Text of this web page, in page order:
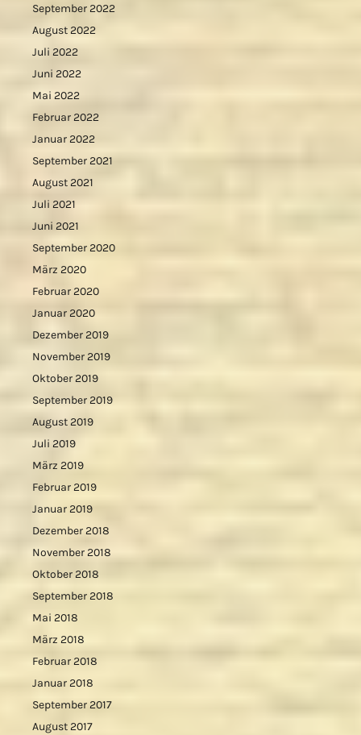
September 2022
August 2022
Juli 2022
Juni 2022
Mai 2022
Februar 2022
Januar 2022
September 2021
August 2021
Juli 2021
Juni 2021
September 2020
März 2020
Februar 2020
Januar 2020
Dezember 2019
November 2019
Oktober 2019
September 2019
August 2019
Juli 2019
März 2019
Februar 2019
Januar 2019
Dezember 2018
November 2018
Oktober 2018
September 2018
Mai 2018
März 2018
Februar 2018
Januar 2018
September 2017
August 2017